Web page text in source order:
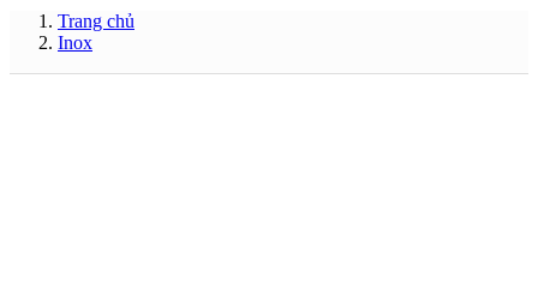
Trang chủ
Inox